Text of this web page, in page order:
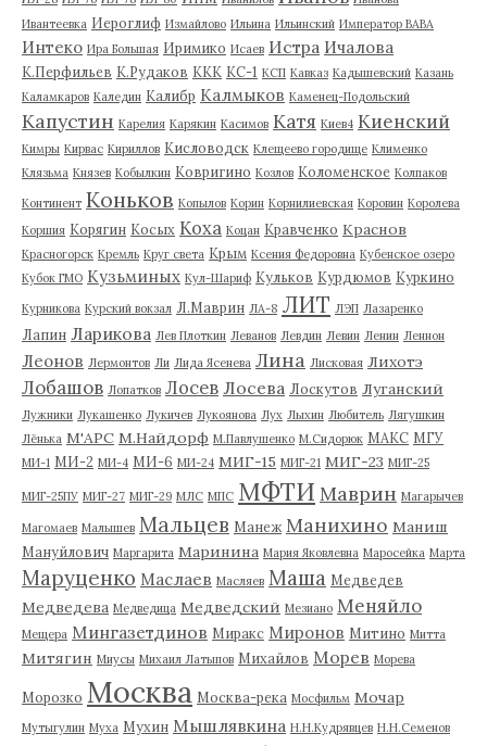
Ивантеевка Иероглиф Измайлово Ильина Ильинский Император ВАВА
Интеко Ира Большая Иримико Исаев Истра Ичалова
К.Перфильев К.Рудаков ККК КС-1 КСП Кавказ Кадышевский Казань
Каламкаров Каледин Калибр Калмыков Каменец-Подольский
Капустин Карелия Карякин Касимов Катя Киев4 Киенский
Кимры Кирвас Кириллов Кисловодск Клещеево городище Клименко
Клязьма Князев Кобылкин Ковригино Козлов Коломенское Колпаков
Континент Коньков Копылов Корин Корнилиевская Коровин Королева
Коршия Корягин Косых Коха Коцан Кравченко Краснов
Красногорск Кремль Круг света Крым Ксения Федоровна Кубенское озеро
Кубок ГМО Кузьминых Кул-Шариф Кульков Курдюмов Куркино
Курникова Курский вокзал Л.Маврин ЛА-8 ЛИТ ЛЭП Лазаренко
Лапин Ларикова Лев Плоткин Леванов Левдин Левин Ленин Леннон
Леонов Лермонтов Ли Лида Ясенева Лина Лисковая Лихотэ
Лобашов Лопатков Лосев Лосева Лоскутов Луганский
Лужники Лукашенко Лукичев Лукоянова Лух Лыхин Любитель Лягушкин
Лёнька М'АРС М.Найдорф М.Павлушенко М.Сидорюк МАКС МГУ
МИ-1 МИ-2 МИ-4 МИ-6 МИ-24 МИГ-15 МИГ-21 МИГ-23 МИГ-25
МИГ-25ПУ МИГ-27 МИГ-29 МЛС МПС МФТИ Маврин Магарычев
Магомаев Малышев Мальцев Манеж Манихино Маниш
Мануйлович Маргарита Маринина Мария Яковлевна Маросейка Марта
Маруценко Маслаев Масляев Маша Медведев
Медведева Медведица Медведский Мезиано Меняйло
Мещера Мингазетдинов Миракс Миронов Митино Митта
Митягин Миусы Михаил Латыпов Михайлов Морев Морева
Морозко Москва Москва-река Мосфильм Мочар
Мутыгулин Муха Мухин Мышлявкина Н.Н.Кудрявцев Н.Н.Семенов